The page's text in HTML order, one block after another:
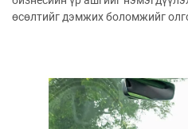
өсөлтийг дэмжих боломжийг